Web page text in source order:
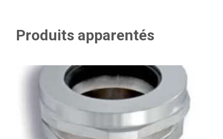
Produits apparentés